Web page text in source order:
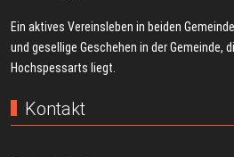
Ein aktives Vereinsleben in beiden
und gesellige Geschehen in der Gemeinde,
Hochspessarts liegt.
Kontakt